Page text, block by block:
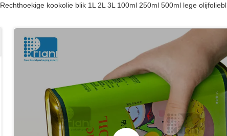
Rechthoekige kookolie blik 1L 2L 3L 100ml 250ml 500ml lege